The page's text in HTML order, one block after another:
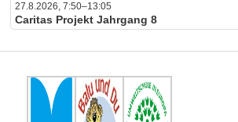
27.8.2026, 7:50–13:05
Caritas Projekt Jahrgang 8